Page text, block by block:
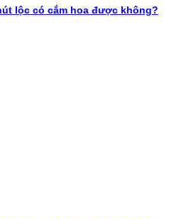
lộc có cắm hoa được không?